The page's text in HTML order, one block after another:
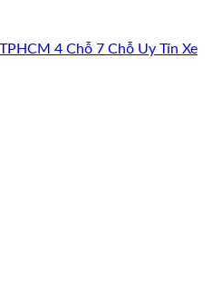
4 Chỗ 7 Chỗ Uy Tín Xe